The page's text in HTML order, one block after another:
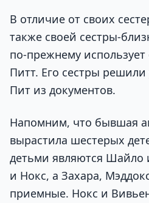
В отличие от своих
также своей сестры-
по-прежнему
Питт. Его сестры
Пит из документов.
Напомним, что бывшая
вырастила шестерых
детьми являются Шайло
и Нокс, а Захара,
приемные. Нокс и